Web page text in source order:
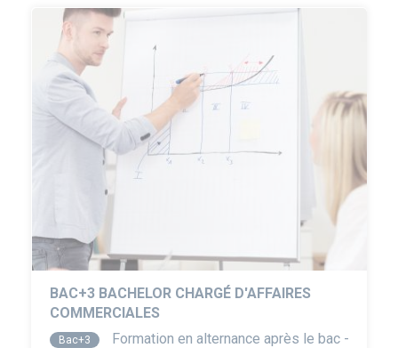
BAC+3 BACHELOR CHARGÉ D'AFFAIRES
COMMERCIALES
Bac+3
Formation en alternance après le bac -